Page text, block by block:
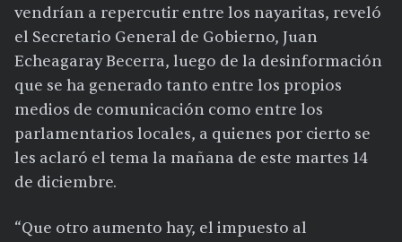
vendrían a repercutir entre los nayaritas, reveló
el Secretario General de Gobierno, Juan
Echeagaray Becerra, luego de la desinformación
que se ha generado tanto entre los propios
medios de comunicación como entre los
parlamentarios locales, a quienes por cierto se
les aclaró el tema la mañana de este martes 14
de diciembre.
“Que otro aumento hay, el impuesto al